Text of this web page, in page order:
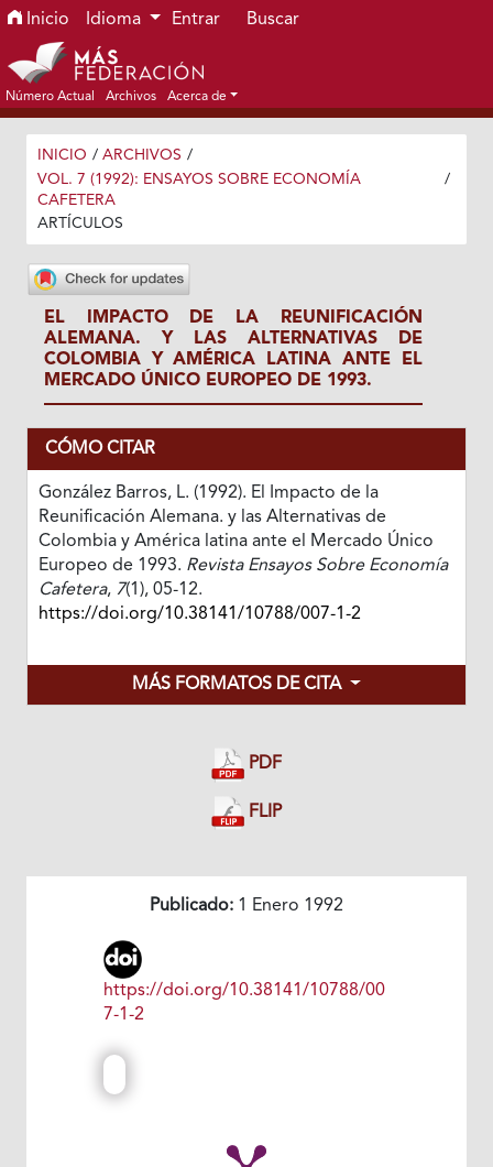
Ir al menú de navegación principal
Ir al contenido principal
Ir al pie de página del sitio
Inicio Idioma Entrar Buscar
Número Actual Archivos Acerca de
INICIO / ARCHIVOS /
VOL. 7 (1992): ENSAYOS SOBRE ECONOMÍA
CAFETERA
/
ARTÍCULOS
EL IMPACTO DE LA REUNIFICACIÓN
ALEMANA. Y LAS ALTERNATIVAS DE
COLOMBIA Y AMÉRICA LATINA ANTE EL
MERCADO ÚNICO EUROPEO DE 1993.
CÓMO CITAR
González Barros, L. (1992). El Impacto de la
Reunificación Alemana. y las Alternativas de
Colombia y América latina ante el Mercado Único
Europeo de 1993. Revista Ensayos Sobre Economía
Cafetera, 7(1), 05-12.
https://doi.org/10.38141/10788/007-1-2
MÁS FORMATOS DE CITA
PDF
FLIP
Publicado: 1 Enero 1992
https://doi.org/10.38141/10788/00
7-1-2